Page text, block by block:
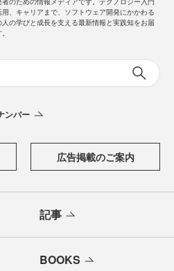
、キャリアまで、ソフトウェア開発にかかわる
人の学びと成長を支える最新情報と実践知をお届
ンバー
広告掲載のご案内
記事
BOOKS